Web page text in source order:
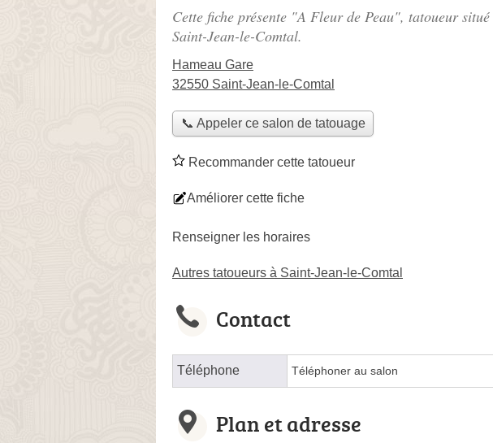
Cette fiche présente "A Fleur de Peau", tatoueur situé
Saint-Jean-le-Comtal.
Hameau Gare
32550 Saint-Jean-le-Comtal
📞 Appeler ce salon de tatouage
Recommander cette tatoueur
Améliorer cette fiche
Renseigner les horaires
Autres tatoueurs à Saint-Jean-le-Comtal
Contact
Téléphone Téléphoner au salon
Plan et adresse